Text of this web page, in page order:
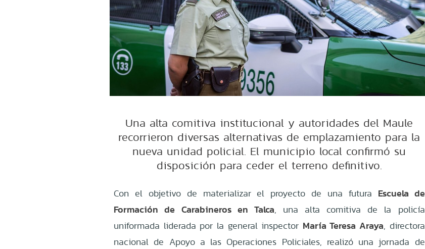
Una alta comitiva institucional y autoridades del Maule
recorrieron diversas alternativas de emplazamiento para la
nueva unidad policial. El municipio local confirmó su
disposición para ceder el terreno definitivo.
Con el objetivo de materializar el proyecto de una futura Escuela de
Formación de Carabineros en Talca, una alta comitiva de la policía
uniformada liderada por la general inspector María Teresa Araya, directora
nacional de Apoyo a las Operaciones Policiales, realizó una jornada de